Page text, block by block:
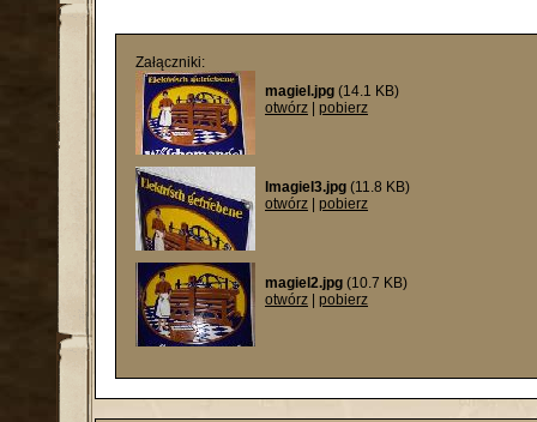
Załączniki:
magiel.jpg (14.1 KB)
otwórz
pobierz
lmagiel3.jpg (11.8 KB)
otwórz
pobierz
magiel2.jpg (10.7 KB)
otwórz
pobierz